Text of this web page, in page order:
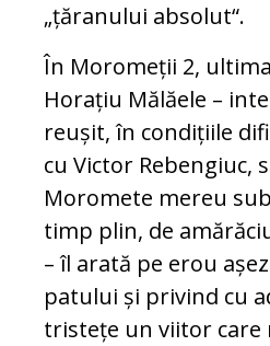
„țăranului absolut“.
În Moromeții 2,
Horațiu Mălăele –
reușit, în condițiile
cu Victor Rebengiuc,
Moromete mereu
timp plin, de
– îl arată pe erou
patului și privind cu
tristețe un viitor care